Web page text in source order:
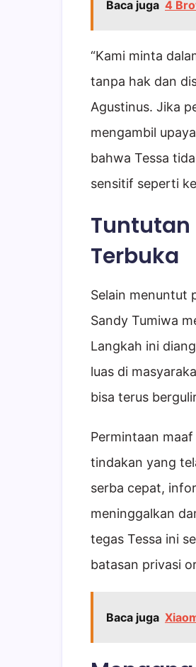
Baca juga 4
“Kami minta
tanpa hak dan
Agustinus. Jika
mengambil
bahwa Tessa
sensitif seperti
Terbuka
Selain menuntut
Sandy Tumiwa
Langkah ini
luas di
bisa terus
Permintaan
tindakan yang
serba cepat,
meninggalkan
tegas Tessa ini
batasan privasi
Baca juga